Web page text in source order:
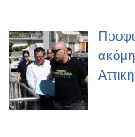
ακόμη
Αττική